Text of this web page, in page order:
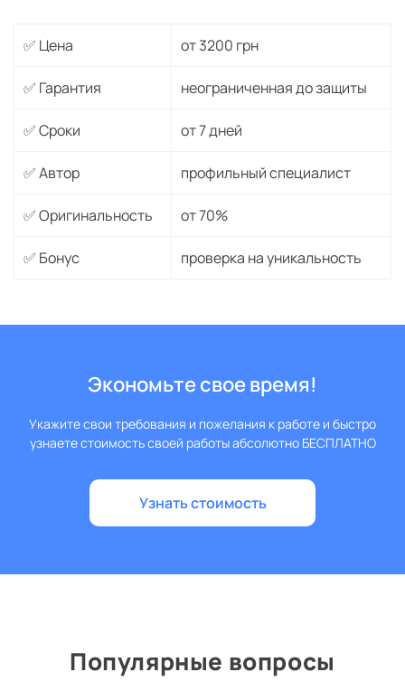
✅ Цена от 3200 грн
✅ Гарантия неограниченная до защиты
✅ Сроки от 7 дней
✅ Автор профильный специалист
✅ Оригинальность от 70%
✅ Бонус проверка на уникальность
Экономьте свое время!
Укажите свои требования и пожелания к работе и быстро
узнаете стоимость своей работы абсолютно БЕСПЛАТНО
Узнать стоимость
Популярные вопросы